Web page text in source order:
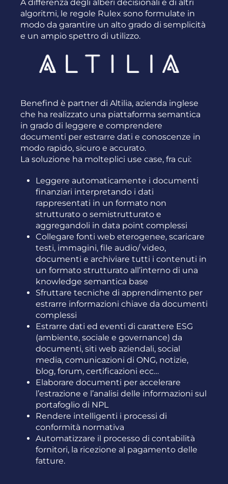
A differenza degli alberi decisionali e di altri
algoritmi, le regole Rulex sono formulate in
modo da garantire un alto grado di semplicità
e un ampio spettro di utilizzo.
Benefind è partner di Altilia, azienda inglese
che ha realizzato una piattaforma semantica
in grado di leggere e comprendere
documenti per estrarre dati e conoscenze in
modo rapido, sicuro e accurato.
La soluzione ha molteplici use case, fra cui:
Leggere automaticamente i documenti
finanziari interpretando i dati
rappresentati in un formato non
strutturato o semistrutturato e
aggregandoli in data point complessi
Collegare fonti web eterogenee, scaricare
testi, immagini, file audio/ video,
documenti e archiviare tutti i contenuti in
un formato strutturato all’interno di una
knowledge semantica base
Sfruttare tecniche di apprendimento per
estrarre informazioni chiave da documenti
complessi
Estrarre dati ed eventi di carattere ESG
(ambiente, sociale e governance) da
documenti, siti web aziendali, social
media, comunicazioni di ONG, notizie,
blog, forum, certificazioni ecc…
Elaborare documenti per accelerare
l’estrazione e l’analisi delle informazioni sul
portafoglio di NPL
Rendere intelligenti i processi di
conformità normativa
Automatizzare il processo di contabilità
fornitori, la ricezione al pagamento delle
fatture.